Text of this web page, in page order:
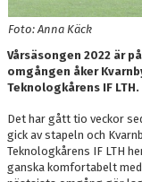
Foto: Anna Käck
Vårsäsongen 2022 är
omgången åker
Teknologkårens IF LTH.
Det har gått tio veckor
gick av stapeln och
Teknologkårens IF LTH
ganska komfortabelt